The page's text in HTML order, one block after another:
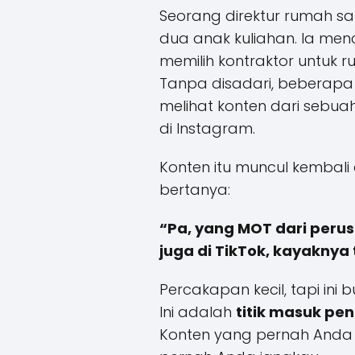
Seorang direktur rumah
dua anak kuliahan. Ia
memilih kontraktor untuk
Tanpa disadari,
melihat konten dari
di Instagram.
Konten itu muncul
bertanya:
“Pa, yang MOT dari
juga di TikTok,
Percakapan kecil, tapi ini
Ini adalah titik masuk
Konten yang pernah